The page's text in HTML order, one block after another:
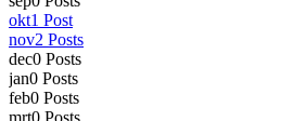
okt1 Post
nov2 Posts
dec0 Posts
jan0 Posts
feb0 Posts
mrt0 Posts